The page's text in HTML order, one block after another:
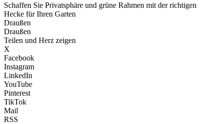
Schaffen Sie Privatsphäre und grüne Rahmen mit der richtigen
Hecke für Ihren Garten
Draußen
Draußen
Teilen und Herz zeigen
X
Facebook
Instagram
LinkedIn
YouTube
Pinterest
TikTok
Mail
RSS